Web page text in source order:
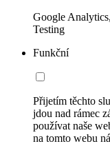
Google
Testing
Funkční
Přijetím těchto
jdou nad rámec
používat naše
na tomto webu